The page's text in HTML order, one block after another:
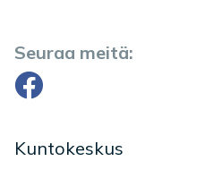
Seuraa meitä:
Facebook
Kuntokeskus